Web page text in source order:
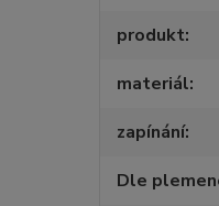
produkt
materiál
zapínání
Dle